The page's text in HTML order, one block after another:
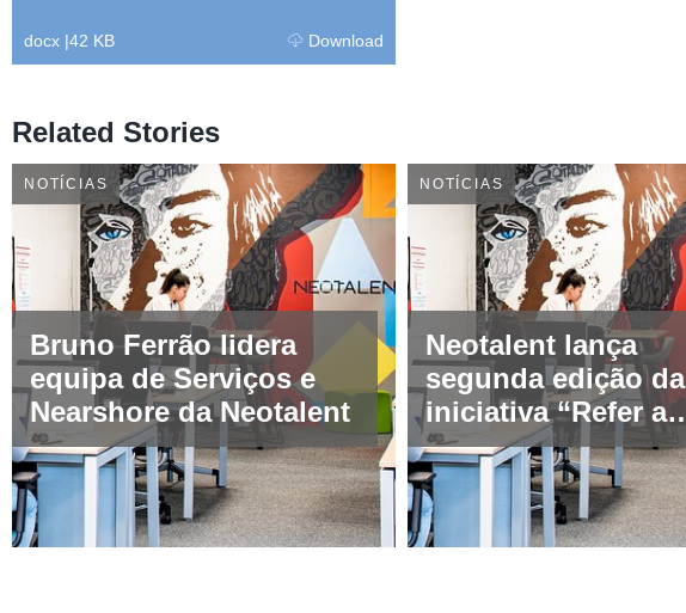
docx |42 KB Download
Related Stories
NOTÍCIAS
Bruno Ferrão lidera
equipa de Serviços e
Nearshore da Neotalent
NOTÍCIAS
Neotalent lança
segunda edição da
iniciativa “Refer a
Talent”